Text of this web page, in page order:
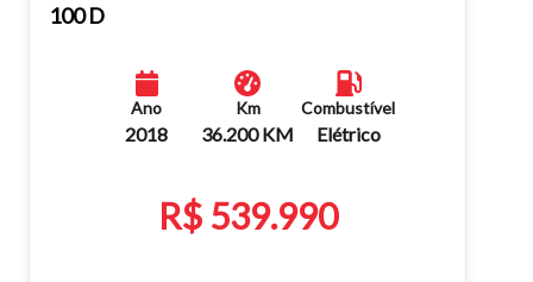
100 D
Ano
2018
Km
36.200 KM
Combustível
Elétrico
R$ 539.990